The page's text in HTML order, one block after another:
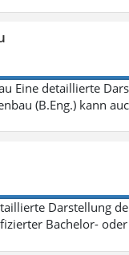
Eine detaillierte
(B.Eng.) kann
Darstellung
Bachelor-